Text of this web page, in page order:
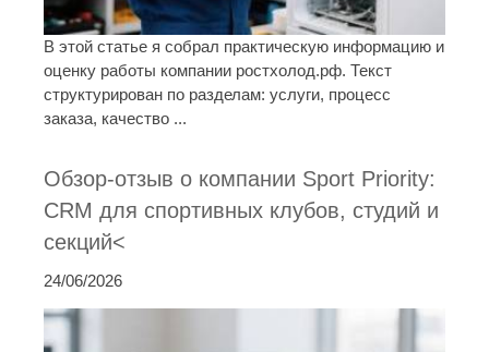
В этой статье я собрал практическую информацию и
оценку работы компании ростхолод.рф. Текст
структурирован по разделам: услуги, процесс
заказа, качество ...
Обзор-отзыв о компании Sport Priority:
CRM для спортивных клубов, студий и
секций<
24/06/2026